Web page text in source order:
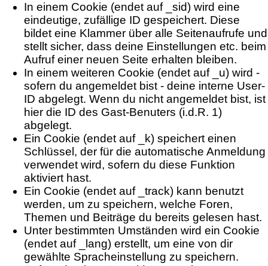
In einem Cookie (endet auf _sid) wird eine
eindeutige, zufällige ID gespeichert. Diese
bildet eine Klammer über alle Seitenaufrufe und
stellt sicher, dass deine Einstellungen etc. beim
Aufruf einer neuen Seite erhalten bleiben.
In einem weiteren Cookie (endet auf _u) wird -
sofern du angemeldet bist - deine interne User-
ID abgelegt. Wenn du nicht angemeldet bist, ist
hier die ID des Gast-Benuters (i.d.R. 1)
abgelegt.
Ein Cookie (endet auf _k) speichert einen
Schlüssel, der für die automatische Anmeldung
verwendet wird, sofern du diese Funktion
aktiviert hast.
Ein Cookie (endet auf _track) kann benutzt
werden, um zu speichern, welche Foren,
Themen und Beiträge du bereits gelesen hast.
Unter bestimmten Umständen wird ein Cookie
(endet auf _lang) erstellt, um eine von dir
gewählte Spracheinstellung zu speichern.